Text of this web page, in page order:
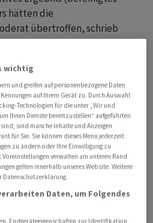
hätten die
übertroffen, schrieb
der US-Bank JPMorgan. Die
Ein Händler monierte den
das laufende Geschäftsjahr.
die Konsensschätzungen
Umsatz um gut 13 Prozent
wie das im MDax notierte
in Koblenz mitteilte. Dazu
beigetragen. Analysten
weniger gerechnet. Vor
wichtig
und greifen auf personenbezogene Daten
auf Ihrem Gerät zu. Durch Auswahl
Technologien für die unter „Wir und
Ihnen Dienste bereitzustellen“ aufgeführten
sind manche Inhalte und Anzeigen
für Sie. Sie können dieses Menü jederzeit
zu ändern oder Ihre Einwilligung zu
verwalten am unteren Rand
gelten innerhalb unseres Website. Weitere
Datenschutzerklärung.
Daten, um Folgendes
Endgeräteeigenschaften zur Identifikation